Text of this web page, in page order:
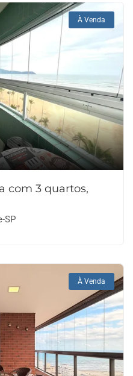
À Venda
com 3 quartos,
SP
À Venda